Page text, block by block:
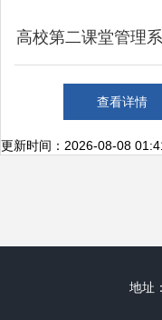
高校第二课堂管理
与实现 基于Python
查看详情
更新时间：2026-08-08
地址